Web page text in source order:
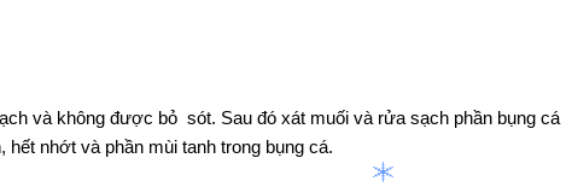
và không được bỏ sót. Sau đó xát muối và rửa sạch phần bụng cá
nhớt và phần mùi tanh trong bụng cá.